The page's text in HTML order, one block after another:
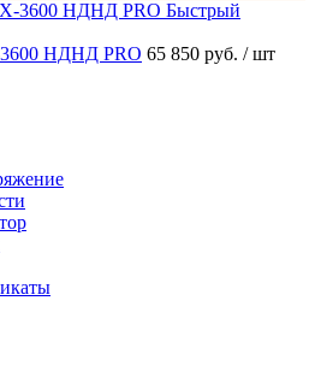
Быстрый
НДНД PRO 65 850 руб. / шт